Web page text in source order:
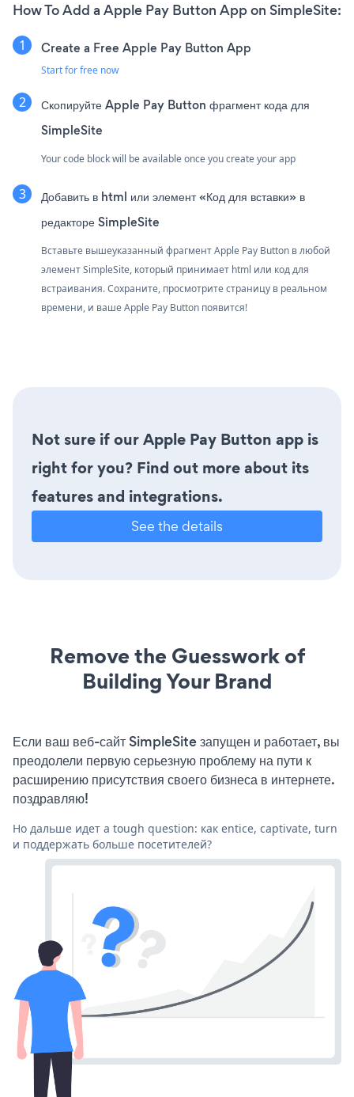
How To Add a Apple Pay Button App on SimpleSite:
Create a Free Apple Pay Button App
Start for free now
Скопируйте Apple Pay Button фрагмент кода для
SimpleSite
Your code block will be available once you create your app
Добавить в html или элемент «Код для вставки» в
редакторе SimpleSite
Вставьте вышеуказанный фрагмент Apple Pay Button в любой
элемент SimpleSite, который принимает html или код для
встраивания. Сохраните, просмотрите страницу в реальном
времени, и ваше Apple Pay Button появится!
Not sure if our Apple Pay Button app is
right for you? Find out more about its
features and integrations.
See the details
Remove the Guesswork of
Building Your Brand
Если ваш веб-сайт SimpleSite запущен и работает, вы
преодолели первую серьезную проблему на пути к
расширению присутствия своего бизнеса в интернете.
поздравляю!
Но дальше идет a tough question: как entice, captivate, turn
и поддержать больше посетителей?